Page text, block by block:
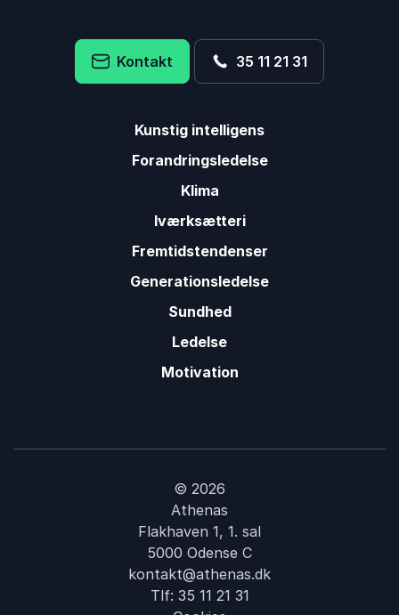
Kontakt 35 11 21 31
Kunstig intelligens
Forandringsledelse
Klima
Iværksætteri
Fremtidstendenser
Generationsledelse
Sundhed
Ledelse
Motivation
© 2026
Athenas
Flakhaven 1, 1. sal
5000 Odense C
kontakt@athenas.dk
Tlf: 35 11 21 31